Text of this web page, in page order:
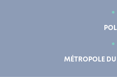
MÉTROPOLE
En un clic